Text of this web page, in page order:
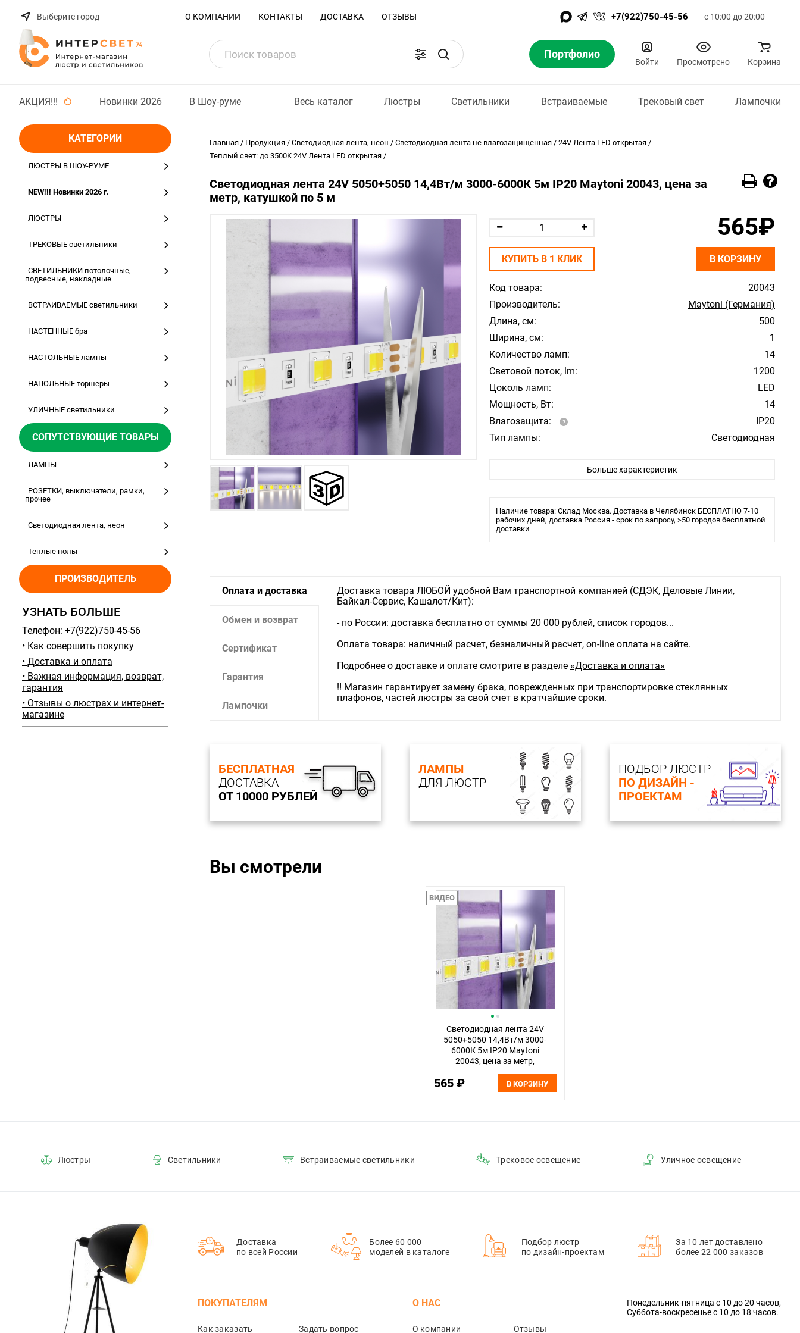
Выберите город О КОМПАНИИ КОНТАКТЫ ДОСТАВКА ОТЗЫВЫ +7(922)750-45-56 с 10:00 до 20:00
Портфолио
Войти Просмотрено Корзина
АКЦИЯ!!! Новинки 2026 В Шоу-руме Весь каталог Люстры Светильники Встраиваемые Трековый свет Лампочки
КАТЕГОРИИ
ЛЮСТРЫ В ШОУ-РУМЕ
NEW!!! Новинки 2026 г.
ЛЮСТРЫ
ТРЕКОВЫЕ светильники
СВЕТИЛЬНИКИ потолочные,
подвесные, накладные
ВСТРАИВАЕМЫЕ светильники
НАСТЕННЫЕ бра
НАСТОЛЬНЫЕ лампы
НАПОЛЬНЫЕ торшеры
УЛИЧНЫЕ светильники
СОПУТСТВУЮЩИЕ ТОВАРЫ
ЛАМПЫ
РОЗЕТКИ, выключатели, рамки,
прочее
Светодиодная лента, неон
Теплые полы
ПРОИЗВОДИТЕЛЬ
УЗНАТЬ БОЛЬШЕ
Телефон: +7(922)750-45-56
• Как совершить покупку
• Доставка и оплата
• Важная информация, возврат,
гарантия
• Отзывы о люстрах и интернет-
магазине
Главная / Продукция / Светодиодная лента, неон / Светодиодная лента не влагозащищенная / 24V Лента LED открытая /
Теплый свет: до 3500K 24V Лента LED открытая /
Светодиодная лента 24V 5050+5050 14,4Вт/м 3000-6000К 5м IP20 Maytoni 20043, цена за
метр, катушкой по 5 м
Код товара:
20043
Производитель:
Maytoni (Германия)
Длина, см:
500
Ширина, см:
1
Количество ламп:
14
Световой поток, lm:
1200
Цоколь ламп:
LED
Мощность, Вт:
14
Влагозащита:
IP20
Тип лампы:
Светодиодная
Кратность Резки, мм: 166Больше характеристик
Наличие товара: Склад Москва. Доставка в Челябинск БЕСПЛАТНО 7-10
рабочих дней, доставка Россия - срок по запросу, >50 городов бесплатной
доставки
565₽
КУПИТЬ В 1 КЛИК В КОРЗИНУ
Оплата и доставка
Обмен и возврат
Сертификат
Гарантия
Лампочки
Доставка товара ЛЮБОЙ удобной Вам транспортной компанией (СДЭК, Деловые Линии,
Байкал-Сервис, Кашалот/Кит):
- по России: доставка бесплатно от суммы 20 000 рублей, список городов...
Оплата товара: наличный расчет, безналичный расчет, on-line оплата на сайте.
Подробнее о доставке и оплате смотрите в разделе «Доставка и оплата»
‼️ Магазин гарантирует замену брака, поврежденных при транспортировке стеклянных
плафонов, частей люстры за свой счет в кратчайшие сроки.
БЕСПЛАТНАЯ
ДОСТАВКА
ОТ 10000 РУБЛЕЙ
ЛАМПЫ
ДЛЯ ЛЮСТР
ПОДБОР ЛЮСТР
ПО ДИЗАЙН -
ПРОЕКТАМ
Вы смотрели
ВИДЕО
Светодиодная лента 24V
5050+5050 14,4Вт/м 3000-
6000К 5м IP20 Maytoni
20043, цена за метр,
565 ₽ В КОРЗИНУ
Люстры Светильники Встраиваемые светильники Трековое освещение Уличное освещение
Доставка
по всей России
Более 60 000
моделей в каталоге
Подбор люстр
по дизайн-проектам
За 10 лет доставлено
более 22 000 заказов
ПОКУПАТЕЛЯМ
Как заказать Задать вопрос
О НАС
О компании Отзывы
Понедельник-пятница с 10 до 20 часов,
Суббота-воскресенье с 10 до 18 часов.